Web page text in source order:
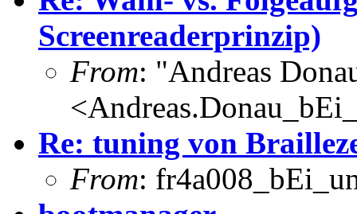
Screenreaderprinzip)
From: "Andreas
Re: tuning von
From: